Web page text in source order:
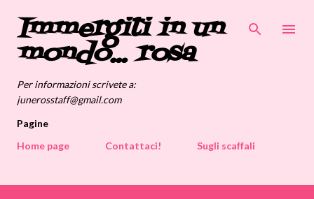
Passa ai contenuti principali
Immergiti in un
mondo... rosa
Per informazioni scrivete a:
junerosstaff@gmail.com
Pagine
Home page
Contattaci! Sugli scaffali